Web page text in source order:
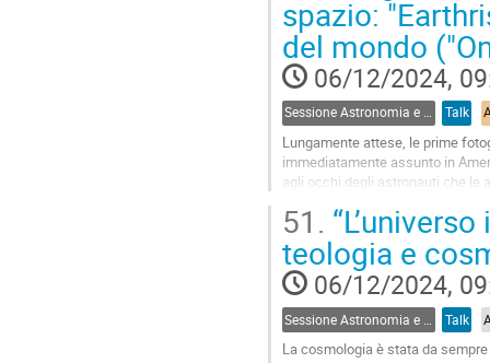
to
contribution
page
spazio:
del mondo
06/12/2024,
Sessione Astronomia e Arte Talk
Lungamente attese, le prime
immediatamente assunto in
agli occhi degli astronauti che le
Go
to
contribution
page
51.
teologia e
06/12/2024,
Talk
La cosmologia è stata da